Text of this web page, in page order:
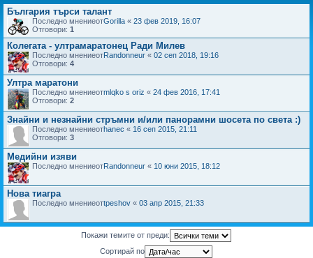
България търси талант
Последно мнениеотGorilla « 23 фев 2019, 16:07
Отговори: 1
Колегата - ултрамаратонец Ради Милев
Последно мнениеотRandonneur « 02 сеп 2018, 19:16
Отговори: 4
Ултра маратони
Последно мнениеотmlqko s oriz « 24 фев 2016, 17:41
Отговори: 2
Знайни и незнайни стръмни и/или панорамни шосета по света :)
Последно мнениеотhanec « 16 сеп 2015, 21:11
Отговори: 3
Медийни изяви
Последно мнениеотRandonneur « 10 юни 2015, 18:12
Нова тиагра
Последно мнениеотtpeshov « 03 апр 2015, 21:33
Покажи темите от преди:
Сортирай по